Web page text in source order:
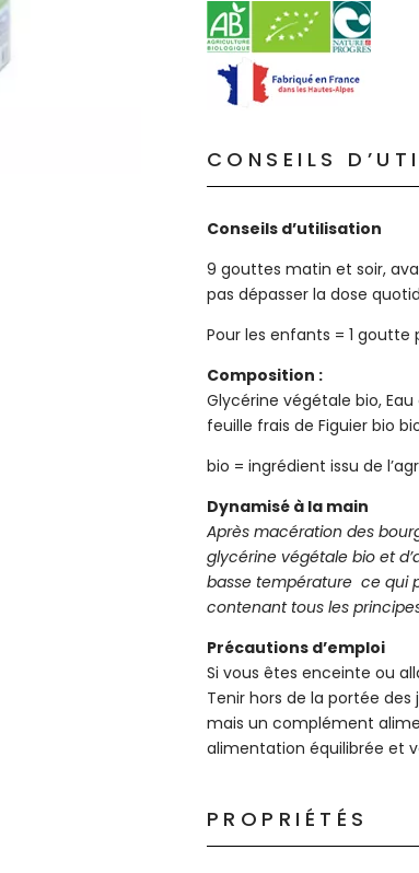
CONSEILS
Conseils d’utilisation
9 gouttes matin et soir,
pas dépasser la dose
Pour les enfants = 1 goutte
Composition :
Glycérine végétale bio,
feuille frais de Figuier bio
bio = ingrédient issu de
Dynamisé à la main
Après macération des
glycérine végétale bio et
basse température ce qui
contenant tous les
Précautions d’emploi
Si vous êtes enceinte ou
Tenir hors de la portée
mais un complément
alimentation équilibrée et
PROPRIÉTÉS